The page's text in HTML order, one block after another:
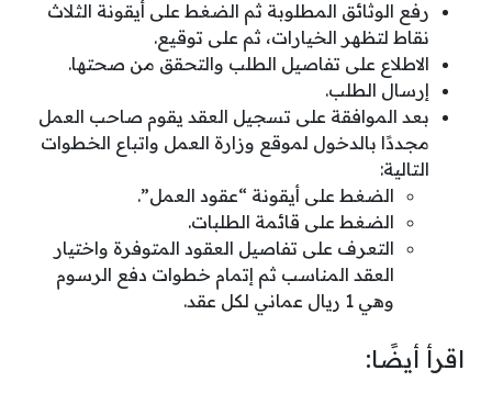
رفع الوثائق المطلوبة ثم الضغط على أيقونة الثلاث
نقاط لتظهر الخيارات، ثم على توقيع.
الاطلاع على تفاصيل الطلب والتحقق من صحتها.
إرسال الطلب.
بعد الموافقة على تسجيل العقد يقوم صاحب العمل
مجددًا بالدخول لموقع وزارة العمل واتباع الخطوات
التالية:
الضغط على أيقونة “عقود العمل”.
الضغط على قائمة الطلبات.
التعرف على تفاصيل العقود المتوفرة واختيار
العقد المناسب ثم إتمام خطوات دفع الرسوم
وهي 1 ريال عماني لكل عقد.
اقرأ أيضًا: